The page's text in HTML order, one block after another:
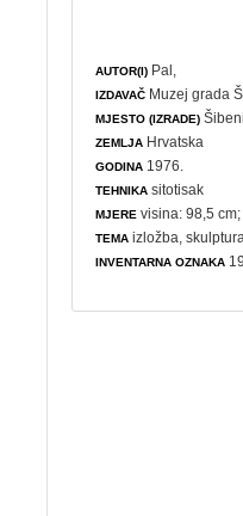
AUTOR(I) Pal,
IZDAVAČ Muzej grada
MJESTO (IZRADE)
ZEMLJA Hrvatska
GODINA 1976.
TEHNIKA sitotisak
MJERE visina: 98,5
TEMA izložba ,skulptura
INVENTARNA OZNAKA